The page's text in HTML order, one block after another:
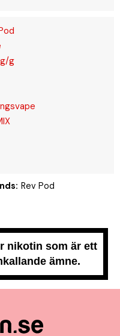
g
Rev Pod
nikotin som är ett
ämne.